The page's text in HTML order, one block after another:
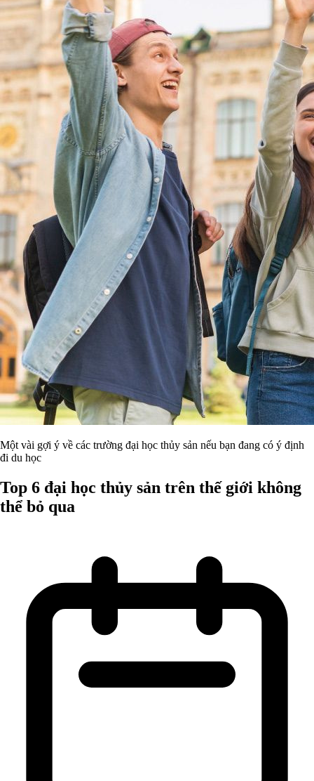
Một vài gợi ý về các trường đại học thủy sản nếu bạn đang có ý định
đi du học
Top 6 đại học thủy sản trên thế giới không
thể bỏ qua